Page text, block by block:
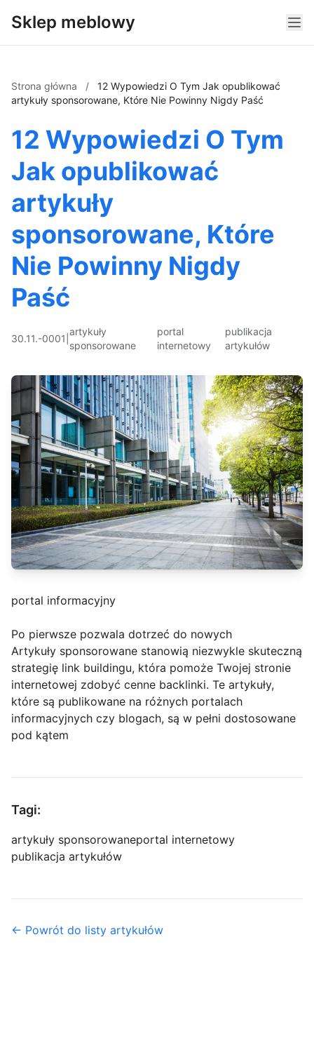
Sklep meblowy
Strona główna /
12 Wypowiedzi O Tym Jak opublikować
artykuły sponsorowane, Które Nie Powinny Nigdy Paść
12 Wypowiedzi O Tym
Jak opublikować
artykuły
sponsorowane, Które
Nie Powinny Nigdy
Paść
30.11.-0001
artykuły
sponsorowane
portal
internetowy
publikacja
artykułów
portal informacyjny
Po pierwsze pozwala dotrzeć do nowych
Artykuły sponsorowane stanowią niezwykle skuteczną
strategię link buildingu, która pomoże Twojej stronie
internetowej zdobyć cenne backlinki. Te artykuły,
które są publikowane na różnych portalach
informacyjnych czy blogach, są w pełni dostosowane
pod kątem
Tagi:
artykuły sponsorowaneportal internetowy
publikacja artykułów
← Powrót do listy artykułów